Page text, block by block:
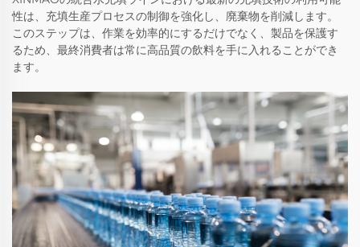
性は、充填生産プロセスの制御を強化し、廃棄物を削減します。
このステップは、作業を効率的にするだけでなく、製品を保護す
るため、最終消費者は常に高品質の飲料を手に入れることができ
ます。